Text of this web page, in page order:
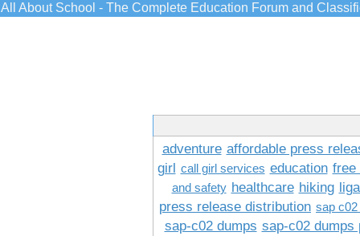
All About School - The Complete Education Forum and
adventure affordable press
girl call girl services education free
and safety healthcare hiking
press release distribution sap
sap-c02 dumps sap-c02 dumps